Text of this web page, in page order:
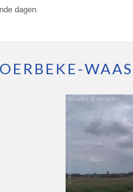
dagen.
WAAS